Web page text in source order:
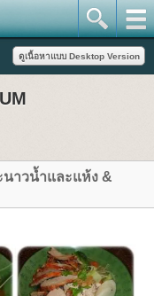
นาวน้ำและแห้ง &